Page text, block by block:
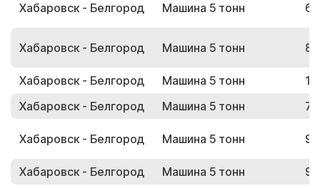
Хабаровск - Белгород Машина 5 тонн
Хабаровск - Белгород Машина 5 тонн
Хабаровск - Белгород Машина 5 тонн
Хабаровск - Белгород
Машина 5 тонн
Хабаровск - Белгород Машина 5 тонн
Хабаровск - Белгород Машина 5 тонн